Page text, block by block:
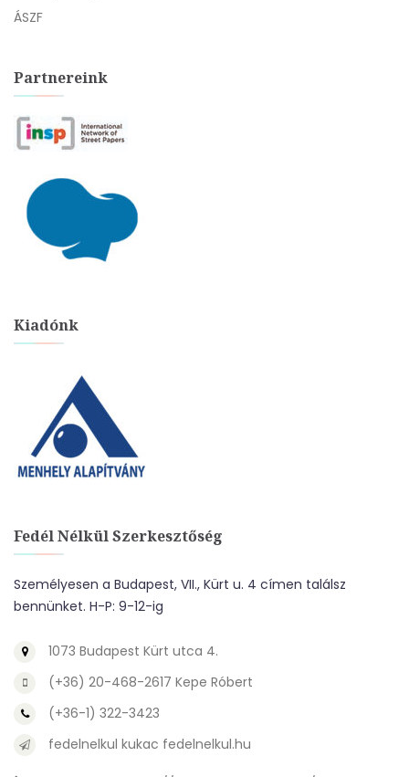
ÁSZF
Partnereink
Kiadónk
Fedél Nélkül Szerkesztőség
Személyesen a Budapest, VII., Kürt u. 4 címen találsz
bennünket. H-P: 9-12-ig
1073 Budapest Kürt utca 4.
(+36) 20-468-2617 Kepe Róbert
(+36-1) 322-3423
fedelnelkul kukac fedelnelkul.hu